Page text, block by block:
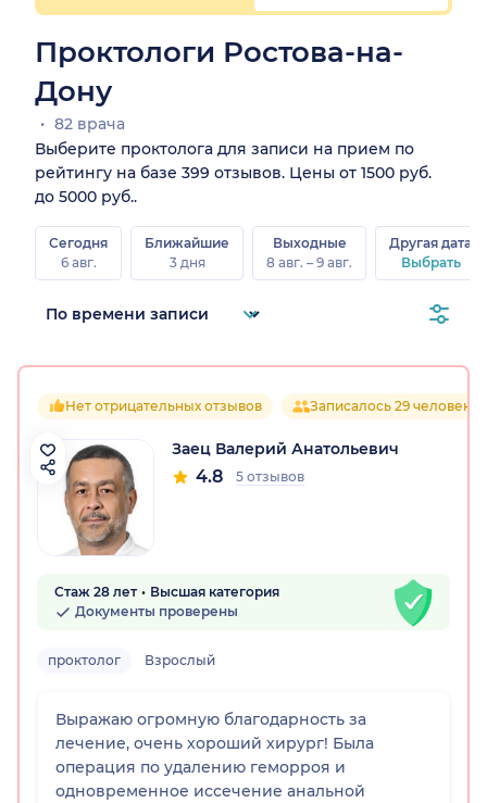
Проктологи Ростова-на-
Дону
82 врача
Выберите проктолога для записи на прием по
рейтингу на базе 399 отзывов. Цены от 1500 руб.
до 5000 руб..
Сегодня
6 авг.
Ближайшие
3 дня
Выходные
8 авг. – 9 авг.
Другая дата
Выбрать
Нет отрицательных отзывов Записалось 29 человек
Заец Валерий Анатольевич
4.8 5 отзывов
Стаж 28 лет
Высшая категория
Документы проверены
проктолог Взрослый
Выражаю огромную благодарность за
лечение, очень хороший хирург! Была
операция по удалению геморроя и
одновременное иссечение анальной